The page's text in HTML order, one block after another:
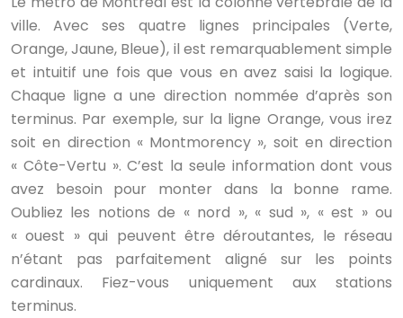
ville. Avec ses quatre lignes principales (Verte,
Orange, Jaune, Bleue), il est remarquablement simple
et intuitif une fois que vous en avez saisi la logique.
Chaque ligne a une direction nommée d’après son
terminus. Par exemple, sur la ligne Orange, vous irez
soit en direction « Montmorency », soit en direction
« Côte-Vertu ». C’est la seule information dont vous
avez besoin pour monter dans la bonne rame.
Oubliez les notions de « nord », « sud », « est » ou
« ouest » qui peuvent être déroutantes, le réseau
n’étant pas parfaitement aligné sur les points
cardinaux. Fiez-vous uniquement aux stations
terminus.